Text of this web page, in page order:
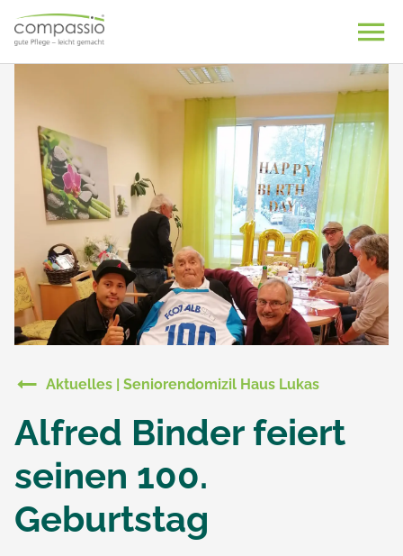
content
Aktuelles | Seniorendomizil Haus Lukas
Alfred Binder feiert
seinen 100.
Geburtstag